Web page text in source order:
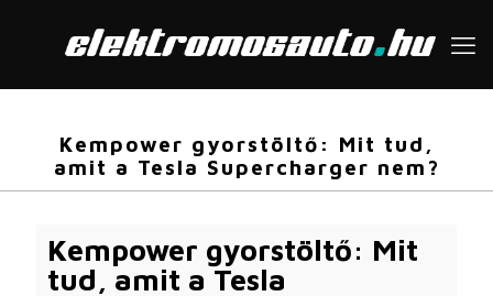
Kempower gyorstöltő: Mit tud,
amit a Tesla Supercharger nem?
Kempower gyorstöltő: Mit
tud, amit a Tesla